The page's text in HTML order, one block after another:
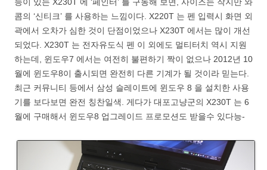
능이 있는 X230T 에 ‘페인터’ 를 구동해 보면, 사이즈는 작지만 와
콤의 ‘신티크’ 를 사용하는 느낌이다. X220T 는 펜 입력시 화면 외
곽에서 오차가 심한 것이 단점이었으나 X230T 에서는 많이 개선
되었다. X230T 는 전자유도식 펜 이 외에도 멀티터치 역시 지원
하는데, 윈도우7 에서는 여전히 불편하기 짝이 없으나 2012년 10
월에 윈도우8이 출시되면 완전히 다른 기계가 될 것이라 믿는다.
최근 커뮤니티 등에서 삼성 슬레이트에 윈도우 8 을 설치한 사용
기를 보다보면 완전 칭찬일색. 게다가 대포고냥군의 X230T 는 6
월에 구매해서 윈도우8 업그레이드 프로모션도 받을수 있다능-